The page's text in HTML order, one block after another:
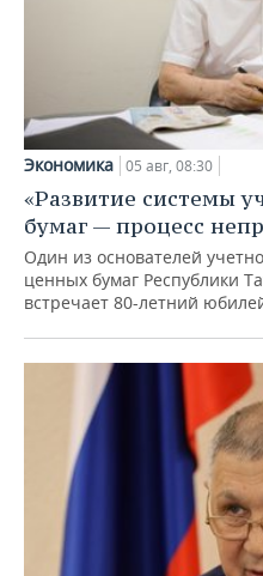
Экономика 05 авг, 08:30
«Развитие системы
бумаг — процесс
Один из основателей
ценных бумаг Республики
встречает 80-летний